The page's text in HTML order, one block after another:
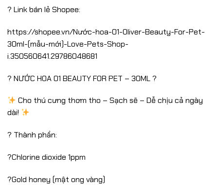
? Link bán lẻ Shopee:
https://shopee.vn/Nước-hoa-01-Oliver-Beauty-For-Pet-
30ml-(mẫu-mới)-Love-Pets-Shop-
i.350560641.29786048681
? NƯỚC HOA 01 BEAUTY FOR PET – 30ML ?
Cho thú cưng thơm tho – Sạch sẽ – Dễ chịu cả ngày
dài!
? Thành phần:
?Chlorine dioxide 1ppm
?Gold honey (mật ong vàng)